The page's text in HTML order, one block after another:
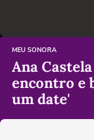
MEU SONORA
Ana
encontro e
um date'